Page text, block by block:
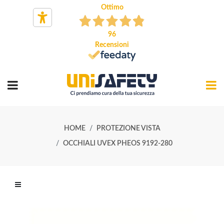
Ottimo
96
Recensioni
HOME PROTEZIONE VISTA
OCCHIALI UVEX PHEOS 9192-280